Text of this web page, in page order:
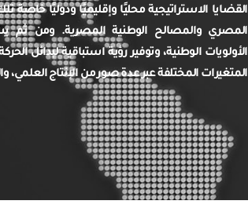
القضايا الاستراتيجية محليًا وإقليميًا ودوليًا خاصة
المصري والمصالح الوطنية المصرية. ومن ثم
الأولويات الوطنية، وتوفير رؤية استباقية لبدائل
المتغيرات المختلفة عبر عدة صور من الإنتاج العلمي،